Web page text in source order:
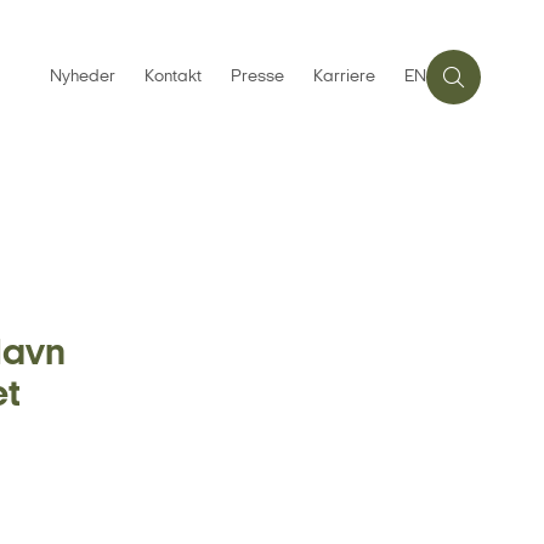
Nyheder Kontakt Presse Karriere EN